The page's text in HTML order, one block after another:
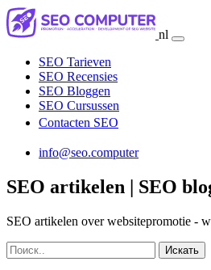
nl
SEO Tarieven
SEO Recensies
SEO Bloggen
SEO Cursussen
Contacten SEO
info@seo.computer
SEO artikelen | SEO
SEO artikelen over websitepromotie -
Искать